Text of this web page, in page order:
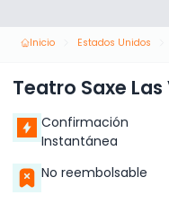
Inicio Estados Unidos
Teatro Saxe Las
Confirmación
Instantánea
No reembolsable